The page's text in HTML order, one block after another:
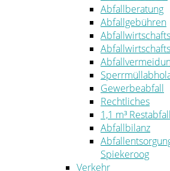
Abfallberatung
Abfallgebühren
Gewerbeabfall
Rechtliches
1,1 m³
Abfallbilanz
Spiekeroog
Verkehr